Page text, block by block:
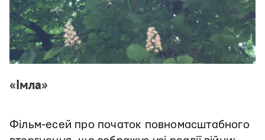
«Імла»
Фільм-есей про початок повномасштабного